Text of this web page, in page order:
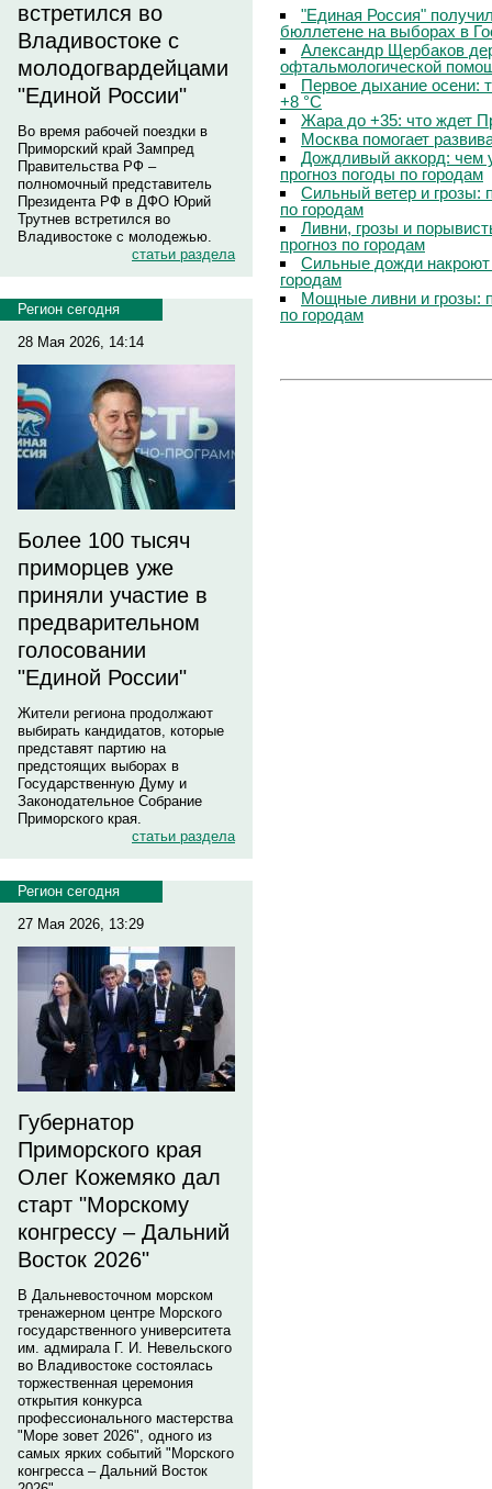
встретился во
Владивостоке с
молодогвардейцами
"Единой России"
Во время рабочей поездки в
Приморский край Зампред
Правительства РФ –
полномочный представитель
Президента РФ в ДФО Юрий
Трутнев встретился во
Владивостоке с молодежью.
статьи раздела
Регион сегодня
28 Мая 2026, 14:14
Более 100 тысяч
приморцев уже
приняли участие в
предварительном
голосовании
"Единой России"
Жители региона продолжают
выбирать кандидатов, которые
представят партию на
предстоящих выборах в
Государственную Думу и
Законодательное Собрание
Приморского края.
статьи раздела
Регион сегодня
27 Мая 2026, 13:29
Губернатор
Приморского края
Олег Кожемяко дал
старт "Морскому
конгрессу – Дальний
Восток 2026"
В Дальневосточном морском
тренажерном центре Морского
государственного университета
им. адмирала Г. И. Невельского
во Владивостоке состоялась
торжественная церемония
открытия конкурса
профессионального мастерства
"Море зовет 2026", одного из
самых ярких событий "Морского
конгресса – Дальний Восток
"Единая Россия"
бюллетене на выборах в
Александр Щербаков
офтальмологической
Первое дыхание осени:
+8 °C
Жара до +35: что ждет
Москва помогает
Дождливый аккорд: чем
прогноз погоды по городам
Сильный ветер и грозы:
по городам
Ливни, грозы и
прогноз по городам
Сильные дожди
городам
Мощные ливни и грозы:
по городам